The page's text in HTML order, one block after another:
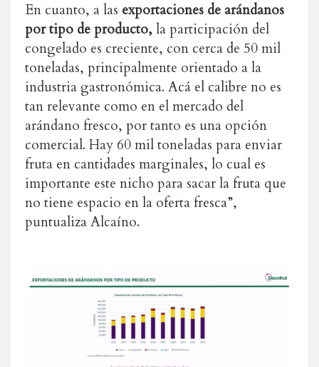
En cuanto, a las exportaciones de arándanos
por tipo de producto,la participación del
congelado es creciente, con cerca de 50 mil
toneladas, principalmente orientado a la
industria gastronómica. Acá el calibre no es
tan relevante como en el mercado del
arándano fresco, por tanto es una opción
comercial. Hay 60 mil toneladas para enviar
fruta en cantidades marginales, lo cual es
importante este nicho para sacar la fruta que
no tiene espacio en la oferta fresca”,
puntualiza Alcaíno.